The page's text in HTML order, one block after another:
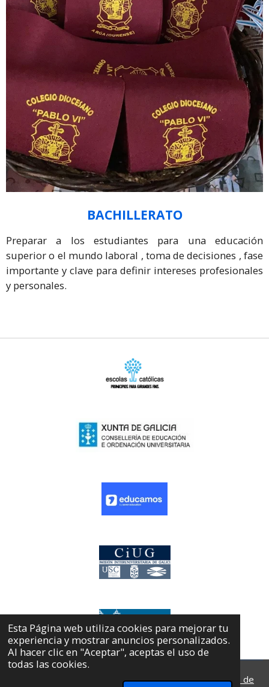
Esta Página web utiliza cookies para mejorar tu
experiencia y mostrar anuncios personalizados.
Al hacer clic en "Aceptar", aceptas el uso de
todas las cookies.
BACHILLERATO
Preparar a los estudiantes para una educación
superior o el mundo laboral , toma de decisiones , fase
importante y clave para definir intereses profesionales
y personales.
Política de privacidad/Política de